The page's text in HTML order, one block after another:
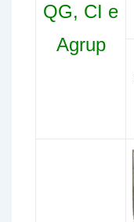
QG, CI e
Agrup